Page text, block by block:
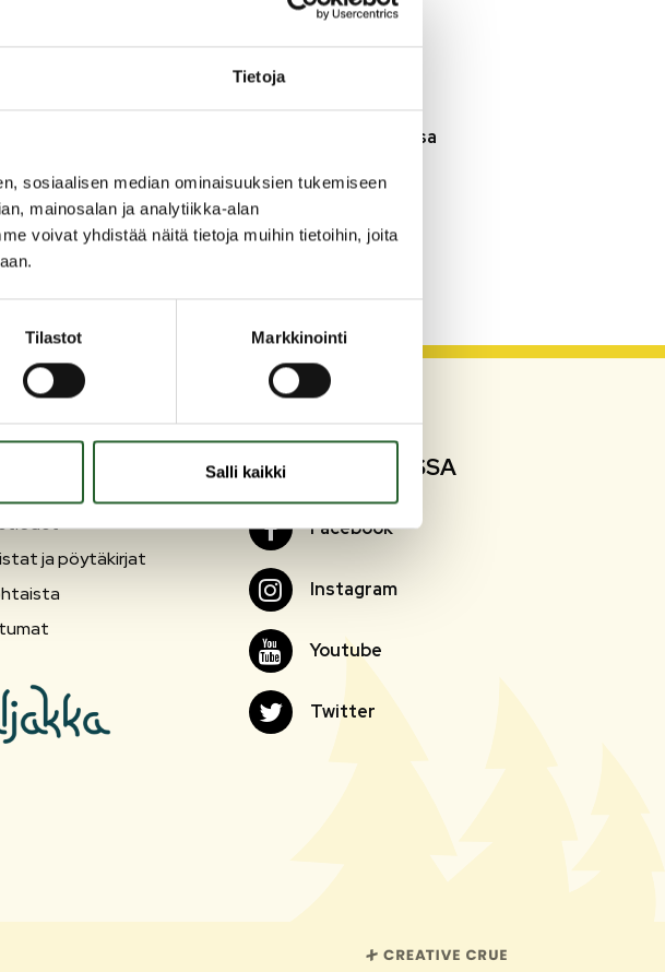
Tietoja
sosiaalisen median ominaisuuksien tukemiseen
mainosalan ja analytiikka-alan
voivat yhdistää näitä tietoja muihin tietoihin, joita
Tilastot Markkinointi
Salli kaikki
Henkilömuutoksia
29.7.2026
Asfaltointityöt taajamassa
KATSO KAIKKI
ja pöytäkirjat
SEURAA SOMESSA
FacebookFacebook
InstagramInstagram
YoutubeYoutube
Twitter Twitter